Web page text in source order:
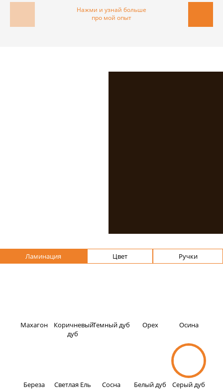
Нажми и узнай больше
про мой опыт
фурнитура. Мы изготовим
конструкции в сжатые сроки на
Ламинация Цвет Ручки
Махагон
Коричневый
дуб
Темный дуб Орех Осина
Береза Светлая Ель Сосна Белый дуб Серый дуб